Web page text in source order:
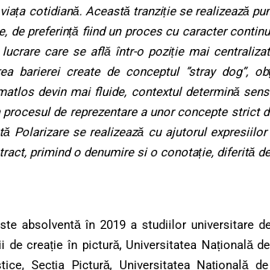
cotidiană. Această tranziție se realizează
de preferință fiind un proces cu caracter
care se află într-o poziție mai
barierei create de conceptul ”stray dog”,
devin mai fluide, contextul determină
de reprezentare a unor concepte strict
Polarizare se realizează cu ajutorul
primind o denumire si o conotație, diferită
absolventă în 2019 a studiilor universitare
de creație în pictură, Universitatea Națională
Secția Pictură, Universitatea Națională